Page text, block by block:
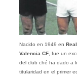
Nacido en 1949 en
Valencia CF, fue un
del club ché ha dado a
titularidad en el primer